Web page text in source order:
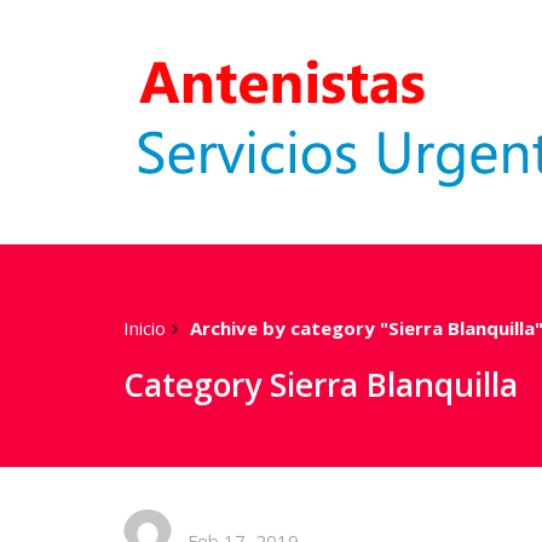
Inicio Archive by category "Sierra Blanquilla"
Category Sierra Blanquilla